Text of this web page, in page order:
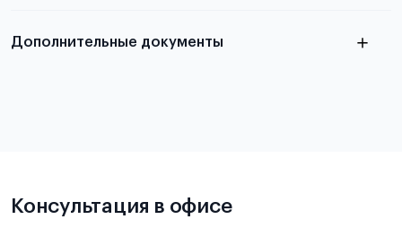
Дополнительные документы
Консультация в офисе